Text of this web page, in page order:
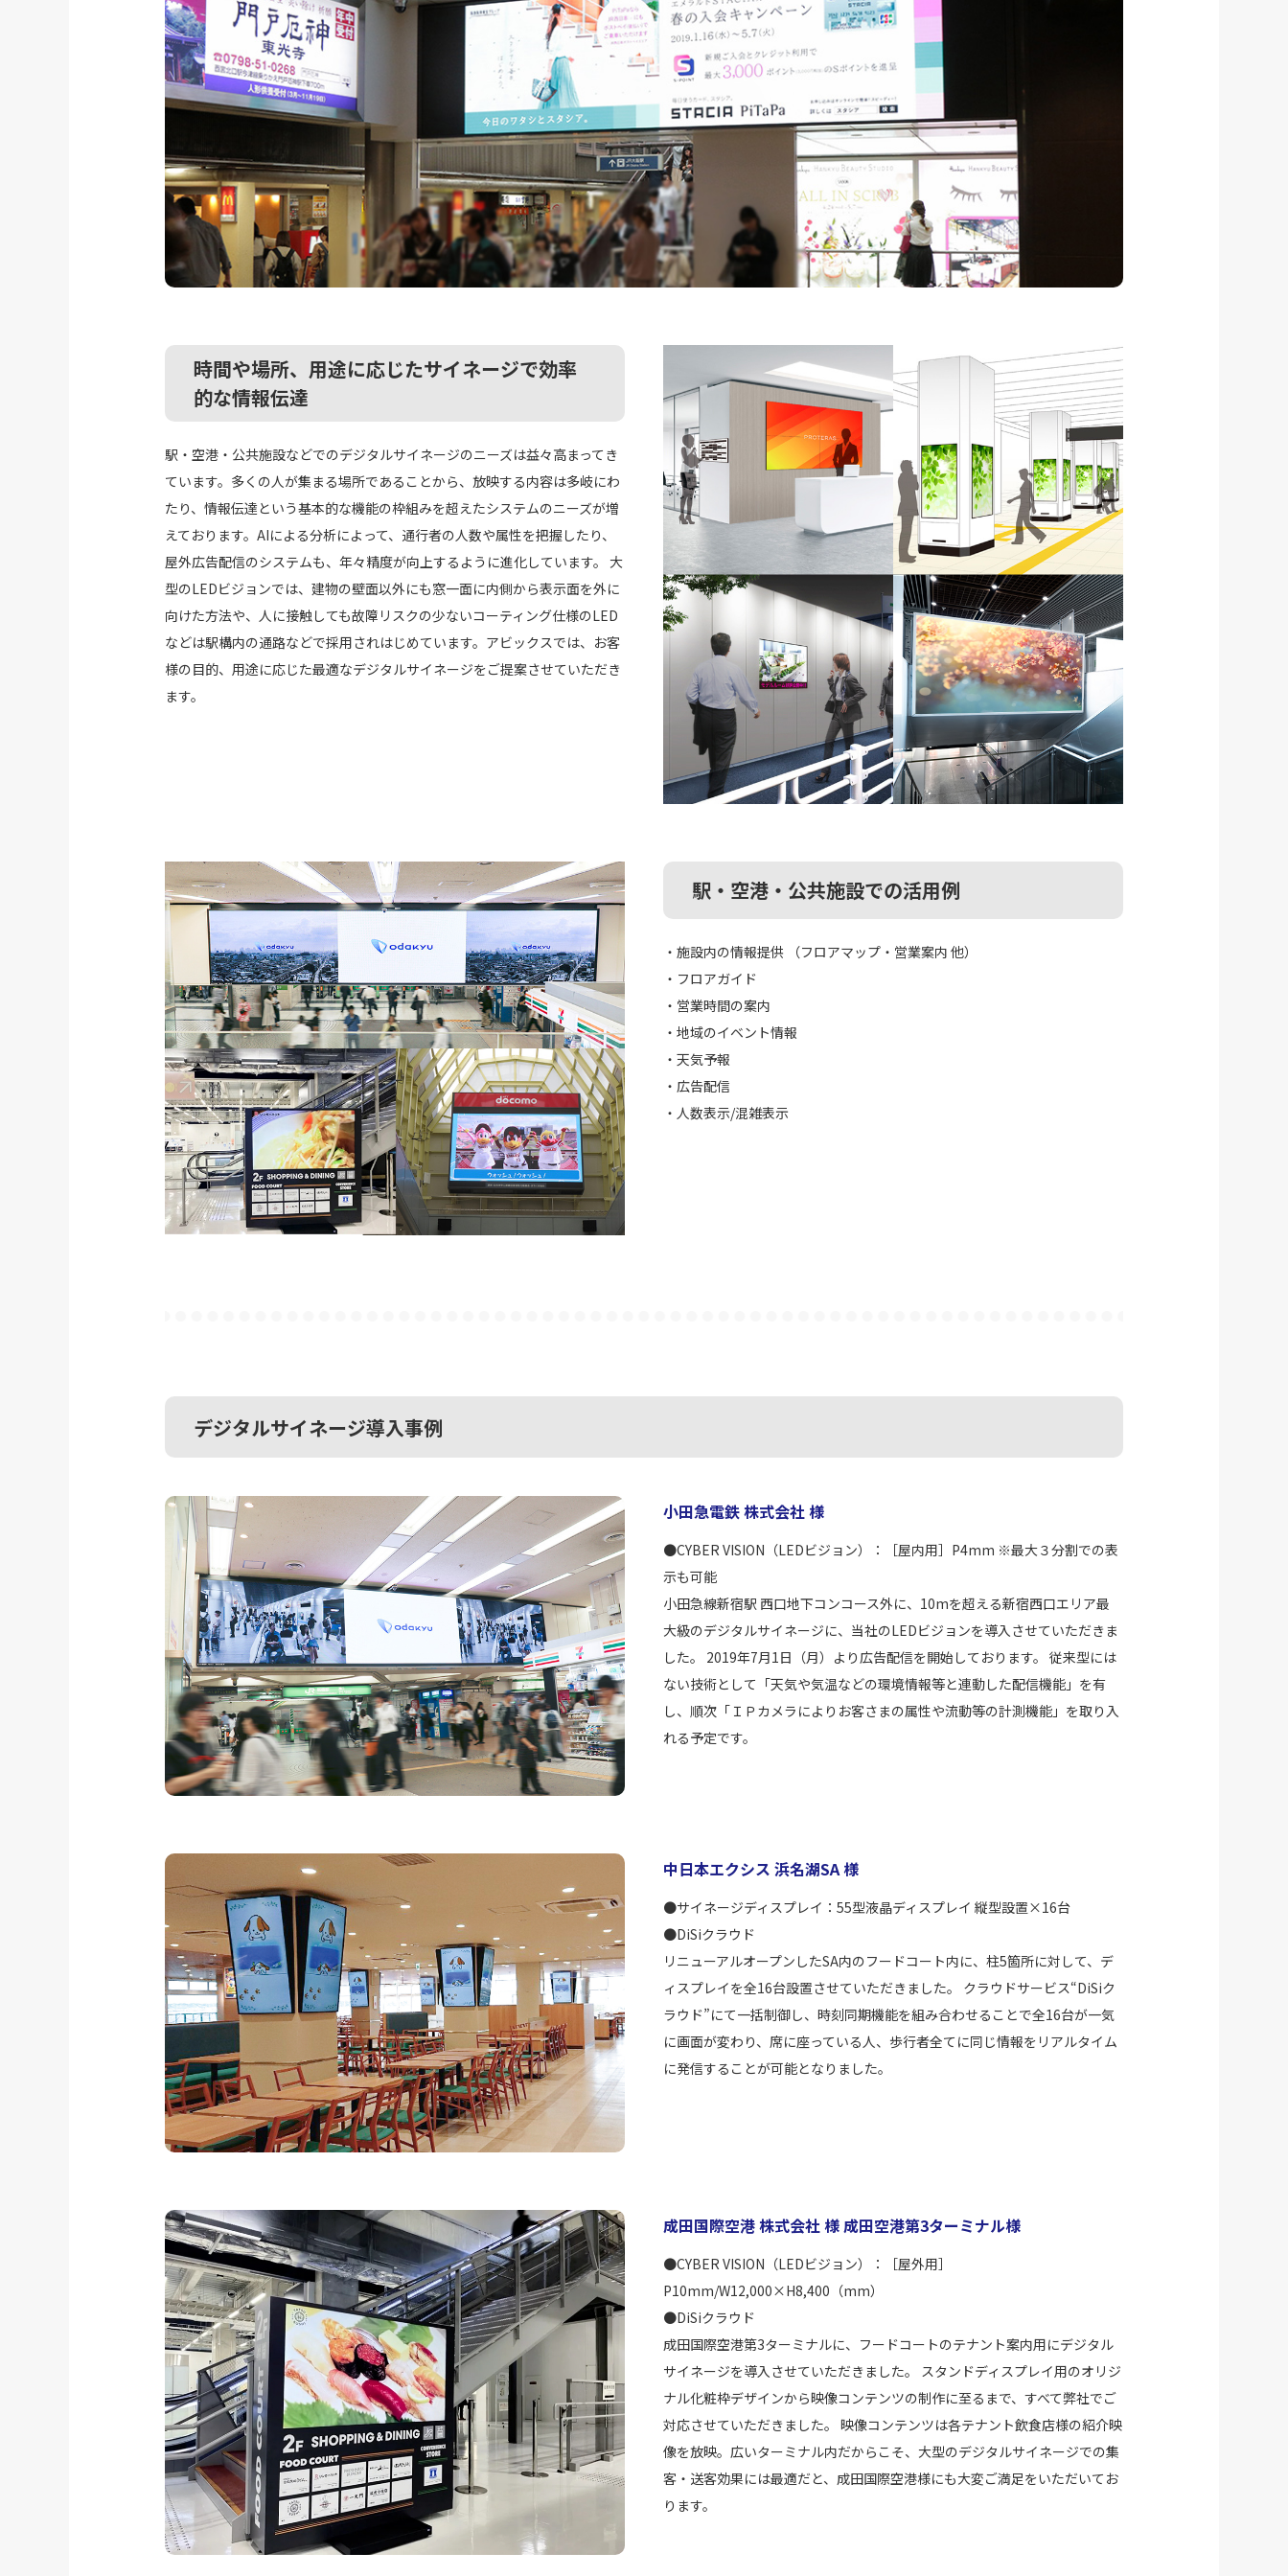
時間や場所、用途に応じたサイネージで効率
的な情報伝達
駅・空港・公共施設などでのデジタルサイネージのニーズは益々高まってき
ています。多くの人が集まる場所であることから、放映する内容は多岐にわ
たり、情報伝達という基本的な機能の枠組みを超えたシステムのニーズが増
えております。AIによる分析によって、通行者の人数や属性を把握したり、
屋外広告配信のシステムも、年々精度が向上するように進化しています。 大
型のLEDビジョンでは、建物の壁面以外にも窓一面に内側から表示面を外に
向けた方法や、人に接触しても故障リスクの少ないコーティング仕様のLED
などは駅構内の通路などで採用されはじめています。アビックスでは、お客
様の目的、用途に応じた最適なデジタルサイネージをご提案させていただき
ます。
駅・空港・公共施設での活用例
・施設内の情報提供 （フロアマップ・営業案内 他）
・フロアガイド
・営業時間の案内
・地域のイベント情報
・天気予報
・広告配信
・人数表示/混雑表示
デジタルサイネージ導入事例
小田急電鉄 株式会社 様
●CYBER VISION（LEDビジョン）：［屋内用］P4mm ※最大３分割での表
示も可能
小田急線新宿駅 西口地下コンコース外に、10mを超える新宿西口エリア最
大級のデジタルサイネージに、当社のLEDビジョンを導入させていただきま
した。 2019年7月1日（月）より広告配信を開始しております。 従来型には
ない技術として「天気や気温などの環境情報等と連動した配信機能」を有
し、順次「ＩＰカメラによりお客さまの属性や流動等の計測機能」を取り入
れる予定です。
中日本エクシス 浜名湖SA 様
●サイネージディスプレイ：55型液晶ディスプレイ 縦型設置×16台
●DiSiクラウド
リニューアルオープンしたSA内のフードコート内に、柱5箇所に対して、デ
ィスプレイを全16台設置させていただきました。 クラウドサービス“DiSiク
ラウド”にて一括制御し、時刻同期機能を組み合わせることで全16台が一気
に画面が変わり、席に座っている人、歩行者全てに同じ情報をリアルタイム
に発信することが可能となりました。
成田国際空港 株式会社 様 成田空港第3ターミナル様
●CYBER VISION（LEDビジョン）：［屋外用］
P10mm/W12,000×H8,400（mm）
●DiSiクラウド
成田国際空港第3ターミナルに、フードコートのテナント案内用にデジタル
サイネージを導入させていただきました。 スタンドディスプレイ用のオリジ
ナル化粧枠デザインから映像コンテンツの制作に至るまで、すべて弊社でご
対応させていただきました。 映像コンテンツは各テナント飲食店様の紹介映
像を放映。広いターミナル内だからこそ、大型のデジタルサイネージでの集
客・送客効果には最適だと、成田国際空港様にも大変ご満足をいただいてお
ります。